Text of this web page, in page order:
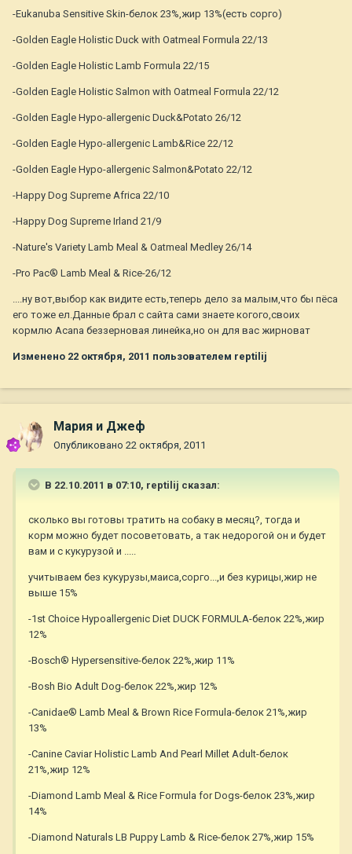
-Eukanuba Sensitive Skin-белок 23%,жир 13%(есть сорго)
-Golden Eagle Holistic Duck with Oatmeal Formula 22/13
-Golden Eagle Holistic Lamb Formula 22/15
-Golden Eagle Holistic Salmon with Oatmeal Formula 22/12
-Golden Eagle Hypo-allergenic Duck&Potato 26/12
-Golden Eagle Hypo-allergenic Lamb&Rice 22/12
-Golden Eagle Hypo-allergenic Salmon&Potato 22/12
-Happy Dog Supreme Africa 22/10
-Happy Dog Supreme Irland 21/9
-Nature's Variety Lamb Meal & Oatmeal Medley 26/14
-Pro Pac® Lamb Meal & Rice-26/12
....ну вот,выбор как видите есть,теперь дело за малым,что бы пёса
его тоже ел.Данные брал с сайта сами знаете когого,своих
кормлю Acana беззерновая линейка,но он для вас жирноват
Изменено 22 октября, 2011 пользователем reptilij
Мария и Джеф
Опубликовано 22 октября, 2011
В 22.10.2011 в 07:10, reptilij сказал:
сколько вы готовы тратить на собаку в месяц?, тогда и
корм можно будет посоветовать, а так недорогой он и будет
вам и с кукурузой и .....
учитываем без кукурузы,маиса,сорго...,и без курицы,жир не
выше 15%
-1st Choice Hypoallergenic Diet DUCK FORMULA-белок 22%,жир
12%
-Bosch® Hypersensitive-белок 22%,жир 11%
-Bosh Bio Adult Dog-белок 22%,жир 12%
-Canidae® Lamb Meal & Brown Rice Formula-белок 21%,жир
13%
-Canine Caviar Holistic Lamb And Pearl Millet Adult-белок
21%,жир 12%
-Diamond Lamb Meal & Rice Formula for Dogs-белок 23%,жир
14%
-Diamond Naturals LB Puppy Lamb & Rice-белок 27%,жир 15%